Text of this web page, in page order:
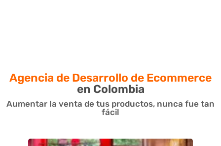
Agencia de Desarrollo de Ecommerce
en Colombia
Aumentar la venta de tus productos, nunca fue tan
fácil